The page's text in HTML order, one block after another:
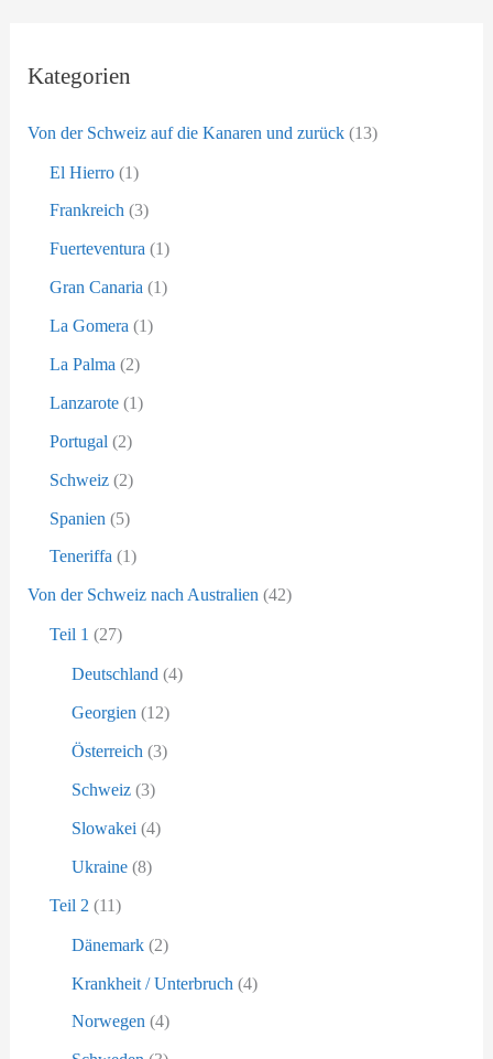
h
Kategorien
Von der Schweiz auf die Kanaren und zurück (13)
El Hierro (1)
Frankreich (3)
Fuerteventura (1)
Gran Canaria (1)
La Gomera (1)
La Palma (2)
Lanzarote (1)
Portugal (2)
Schweiz (2)
Spanien (5)
Teneriffa (1)
Von der Schweiz nach Australien (42)
Teil 1 (27)
Deutschland (4)
Georgien (12)
Österreich (3)
Schweiz (3)
Slowakei (4)
Ukraine (8)
Teil 2 (11)
Dänemark (2)
Krankheit / Unterbruch (4)
Norwegen (4)